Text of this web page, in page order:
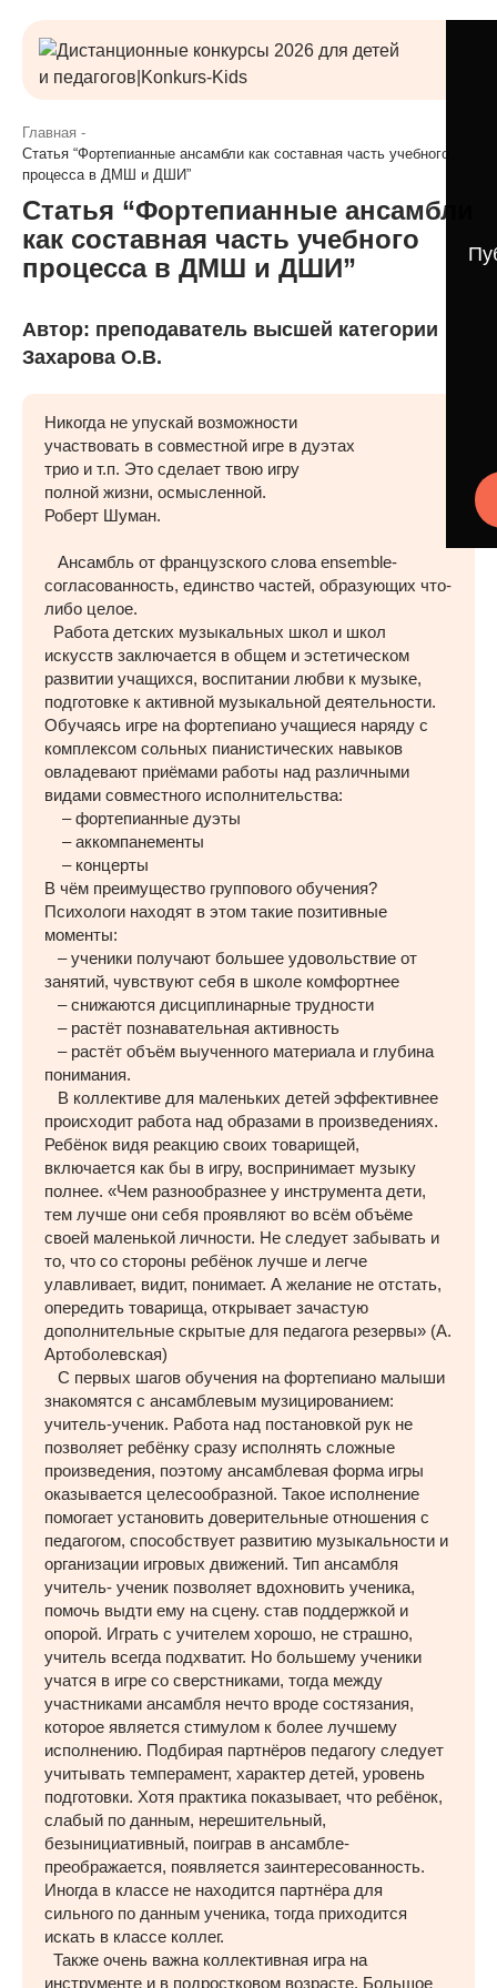
Главная -
Статья “Фортепианные ансамбли как составная часть учебного
процесса в ДМШ и ДШИ”
Статья “Фортепианные ансамбли
как составная часть учебного
процесса в ДМШ и ДШИ”
Автор: преподаватель высшей категории
Захарова О.В.
Никогда не упускай возможности
участвовать в совместной игре в дуэтах
трио и т.п. Это сделает твою игру
полной жизни, осмысленной.
Роберт Шуман.
Ансамбль от французского слова ensemble-
согласованность, единство частей, образующих что-
либо целое.
Работа детских музыкальных школ и школ
искусств заключается в общем и эстетическом
развитии учащихся, воспитании любви к музыке,
подготовке к активной музыкальной деятельности.
Обучаясь игре на фортепиано учащиеся наряду с
комплексом сольных пианистических навыков
овладевают приёмами работы над различными
видами совместного исполнительства:
– фортепианные дуэты
– аккомпанементы
– концерты
В чём преимущество группового обучения?
Психологи находят в этом такие позитивные
моменты:
– ученики получают большее удовольствие от
занятий, чувствуют себя в школе комфортнее
– снижаются дисциплинарные трудности
– растёт познавательная активность
– растёт объём выученного материала и глубина
понимания.
В коллективе для маленьких детей эффективнее
происходит работа над образами в произведениях.
Ребёнок видя реакцию своих товарищей,
включается как бы в игру, воспринимает музыку
полнее. «Чем разнообразнее у инструмента дети,
тем лучше они себя проявляют во всём объёме
своей маленькой личности. Не следует забывать и
то, что со стороны ребёнок лучше и легче
улавливает, видит, понимает. А желание не отстать,
опередить товарища, открывает зачастую
дополнительные скрытые для педагога резервы» (А.
Артоболевская)
С первых шагов обучения на фортепиано малыши
знакомятся с ансамблевым музицированием:
учитель-ученик. Работа над постановкой рук не
позволяет ребёнку сразу исполнять сложные
произведения, поэтому ансамблевая форма игры
оказывается целесообразной. Такое исполнение
помогает установить доверительные отношения с
педагогом, способствует развитию музыкальности и
организации игровых движений. Тип ансамбля
учитель- ученик позволяет вдохновить ученика,
помочь выдти ему на сцену. став поддержкой и
опорой. Играть с учителем хорошо, не страшно,
учитель всегда подхватит. Но большему ученики
учатся в игре со сверстниками, тогда между
участниками ансамбля нечто вроде состязания,
которое является стимулом к более лучшему
исполнению. Подбирая партнёров педагогу следует
учитывать темперамент, характер детей, уровень
подготовки. Хотя практика показывает, что ребёнок,
слабый по данным, нерешительный,
безынициативный, поиграв в ансамбле-
преображается, появляется заинтересованность.
Иногда в классе не находится партнёра для
сильного по данным ученика, тогда приходится
искать в классе коллег.
Также очень важна коллективная игра на
инструменте и в подростковом возрасте. Большое